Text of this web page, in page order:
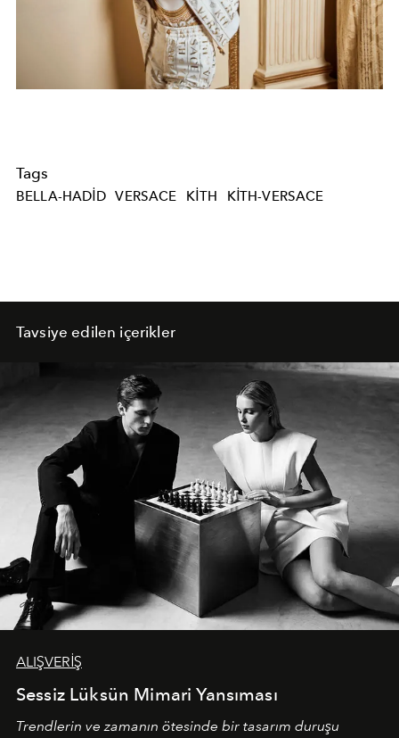
Tags
BELLA-HADID VERSACE KITH KITH-VERSACE
Tavsiye edilen içerikler
ALIŞVERİŞ
Sessiz Lüksün Mimari Yansıması
Trendlerin ve zamanın ötesinde bir tasarım duruşu